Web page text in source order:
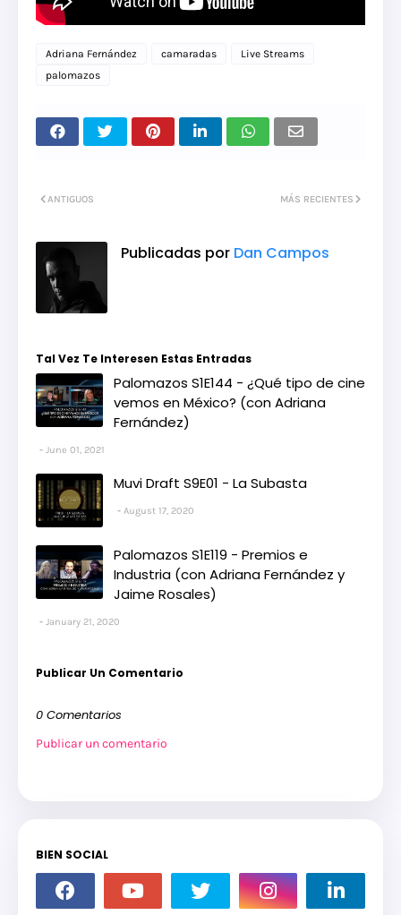
Adriana Fernández camaradas
Live Streams
palomazos
MÁS RECIENTES
ANTIGUOS
Publicadas por Dan Campos
Tal Vez Te Interesen Estas Entradas
Palomazos S1E144 - ¿Qué tipo de cine
vemos en México? (con Adriana
Fernández)
June 01, 2021
Muvi Draft S9E01 - La Subasta
August 17, 2020
Palomazos S1E119 - Premios e
Industria (con Adriana Fernández y
Jaime Rosales)
January 21, 2020
Publicar Un Comentario
0 Comentarios
Publicar un comentario
BIEN SOCIAL